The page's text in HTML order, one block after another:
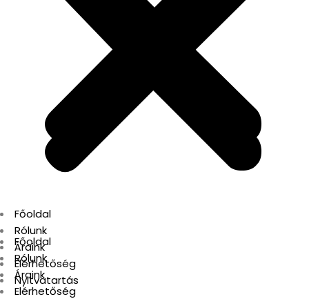
Főoldal
Rólunk
Áraink
Elérhetőség
Főoldal
Rólunk
Áraink
Elérhetőség
Nyitvatartás